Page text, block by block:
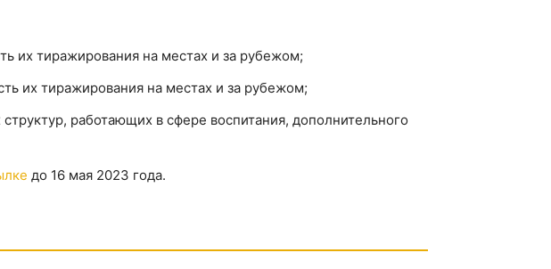
их тиражирования на местах и за рубежом;
их тиражирования на местах и за рубежом;
работающих в сфере воспитания, дополнительного
до 16 мая 2023 года.